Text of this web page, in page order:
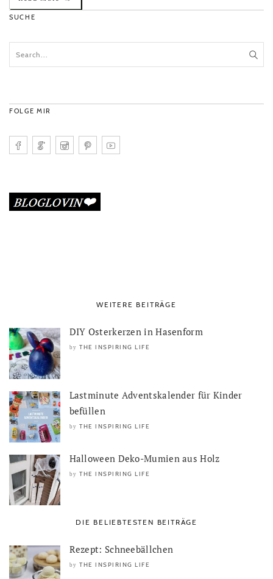
SUCHE
FOLGE MIR
WEITERE BEITRÄGE
DIY Osterkerzen in Hasenform
by THE INSPIRING LIFE
Lastminute Adventskalender für Kinder
befüllen
by THE INSPIRING LIFE
Halloween Deko-Mumien aus Holz
by THE INSPIRING LIFE
DIE BELIEBTESTEN BEITRÄGE
Rezept: Schneebällchen
by THE INSPIRING LIFE